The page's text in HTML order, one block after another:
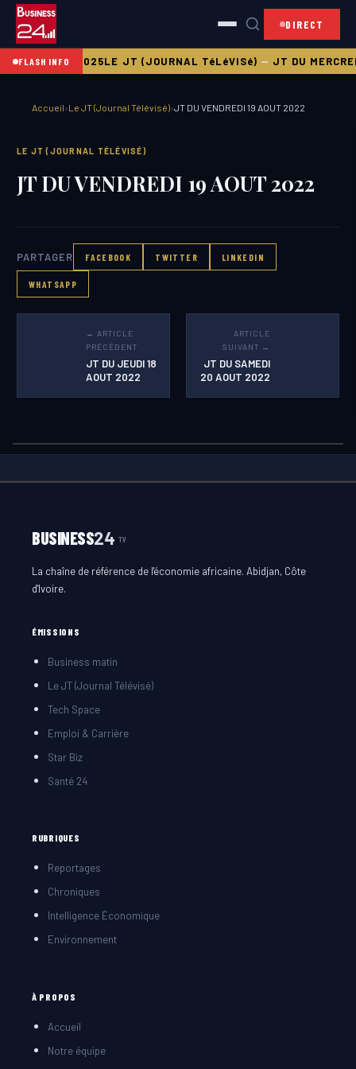
DIRECT
FLASH INFO
21 08 2025LE JT (JOURNAL TéLéVISé)—JT DU
Accueil› Le JT (Journal Télévisé)›JT DU VENDREDI 19 AOUT 2022
LE JT (JOURNAL TÉLÉVISÉ)
JT DU VENDREDI 19 AOUT 2022
PARTAGER FACEBOOK TWITTER LINKEDIN
WHATSAPP
← ARTICLE
PRÉCÉDENT
JT DU JEUDI 18
AOUT 2022
ARTICLE
SUIVANT →
JT DU SAMEDI
20 AOUT 2022
BUSINESS24 TV
La chaîne de référence de l'économie africaine. Abidjan, Côte
d'Ivoire.
ÉMISSIONS
Business matin
Le JT (Journal Télévisé)
Tech Space
Emploi & Carrière
Star Biz
Santé 24
RUBRIQUES
Reportages
Chroniques
Intelligence Économique
Environnement
À PROPOS
Accueil
Notre équipe